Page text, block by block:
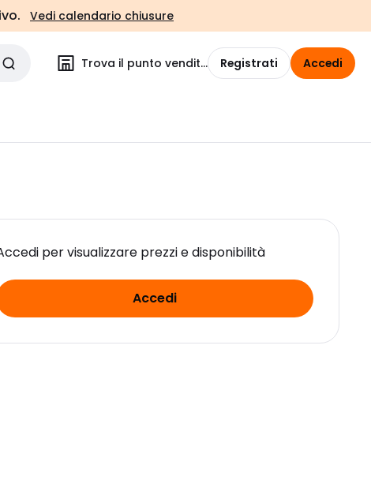
Vedi calendario chiusure
Trova il punto vendita Registrati Accedi
per visualizzare prezzi e disponibilità
Accedi